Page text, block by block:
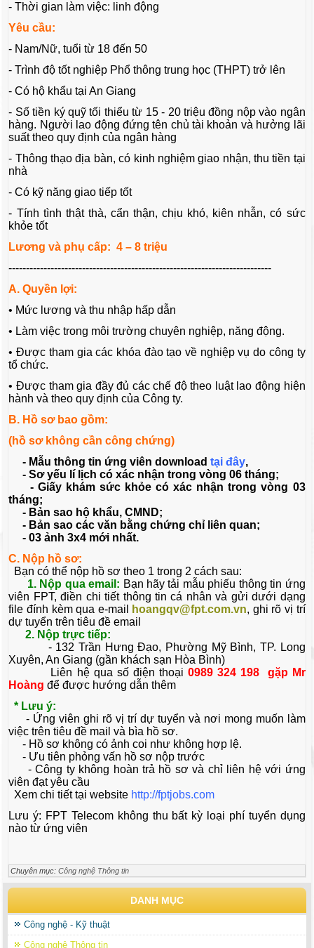
- Thời gian làm việc: linh động
Yêu cầu:
- Nam/Nữ, tuổi từ 18 đến 50
- Trình độ tốt nghiệp Phổ thông trung học (THPT) trở lên
- Có hộ khẩu tại An Giang
- Số tiền ký quỹ tối thiểu từ 15 - 20 triệu đồng nộp vào ngân
hàng. Người lao động đứng tên chủ tài khoản và hưởng lãi
suất theo quy định của ngân hàng
- Thông thạo địa bàn, có kinh nghiệm giao nhận, thu tiền tại
nhà
- Có kỹ năng giao tiếp tốt
- Tính tình thật thà, cẩn thận, chịu khó, kiên nhẫn, có sức
khỏe tốt
Lương và phụ cấp: 4 – 8 triệu
---------------------------------------------------------------------------
A. Quyền lợi:
• Mức lương và thu nhập hấp dẫn
• Làm việc trong môi trường chuyên nghiệp, năng động.
• Được tham gia các khóa đào tạo về nghiệp vụ do công ty
tổ chức.
• Được tham gia đầy đủ các chế độ theo luật lao động hiện
hành và theo quy định của Công ty.
B. Hồ sơ bao gồm:
(hồ sơ không cần công chứng)
- Mẫu thông tin ứng viên downloadtại đây,
- Sơ yếu lí lịch có xác nhận trong vòng 06 tháng;
- Giấy khám sức khỏe có xác nhận trong vòng 03
tháng;
- Bản sao hộ khẩu, CMND;
- Bản sao các văn bằng chứng chỉ liên quan;
- 03 ảnh 3x4 mới nhất.
C. Nộp hồ sơ:
Bạn có thể nộp hồ sơ theo 1 trong 2 cách sau:
1. Nộp qua email: Bạn hãy tải mẫu phiếu thông tin ứng
viên FPT, điền chi tiết thông tin cá nhân và gửi dưới dạng
file đính kèm qua e-mail
hoangqv@fpt.com.vn, ghi rõ vị trí
dự tuyển trên tiêu đề email
2. Nộp trực tiếp:
- 132 Trần Hưng Đạo, Phường Mỹ Bình, TP. Long
Xuyên, An Giang (gần khách sạn Hòa Bình)
Liên hệ qua số điện thoại 0989 324 198 gặp Mr
Hoàng để được hướng dẫn thêm
* Lưu ý:
- Ứng viên ghi rõ vị trí dự tuyển và nơi mong muốn làm
việc trên tiêu đề mail và bìa hồ sơ.
- Hồ sơ không có ảnh coi như không hợp lệ.
- Ưu tiên phỏng vấn hồ sơ nộp trước
- Công ty không hoàn trả hồ sơ và chỉ liên hệ với ứng
viên đạt yêu cầu
Xem chi tiết tại website http://fptjobs.com
Lưu ý: FPT Telecom không thu bất kỳ loại phí tuyển dụng
nào từ ứng viên
Chuyên mục:Công nghệ Thông tin
DANH MỤC
Công nghệ - Kỹ thuật
Công nghệ Thông tin